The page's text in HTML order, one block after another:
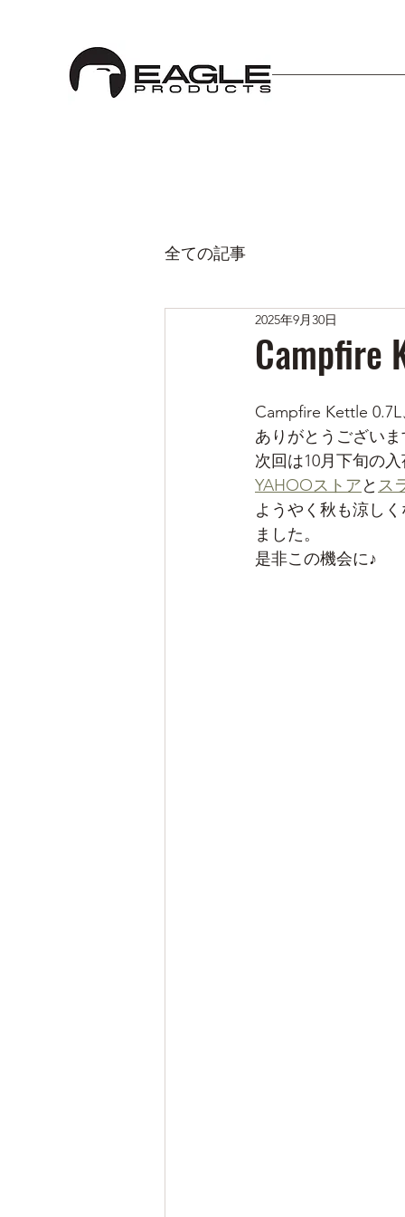
全ての記事
2025年9月30日
Campfire Kettle
ありがとうござい
次回は10月下旬の
YAHOOストアと ス
ようやく秋も涼し
ました。
是非この機会に♪